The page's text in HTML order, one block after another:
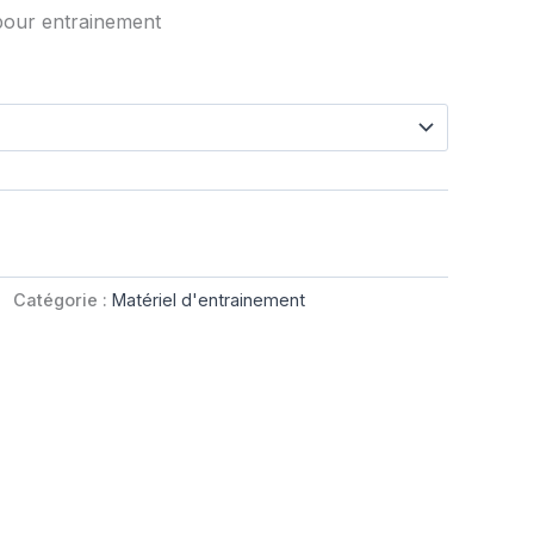
entrainement
Catégorie : Matériel d'entrainement